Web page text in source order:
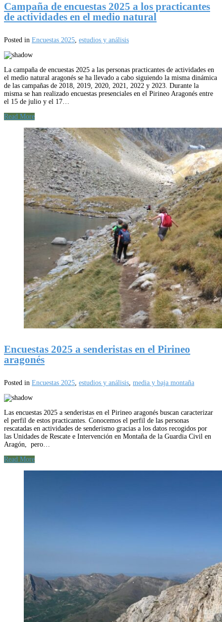
Campaña de encuestas 2025 a los practicantes
de actividades en el medio natural
Posted in Encuestas 2025, estudios y análisis
La campaña de encuestas 2025 a las personas practicantes de actividades en
el medio natural aragonés se ha llevado a cabo siguiendo la misma dinámica
de las campañas de 2018, 2019, 2020, 2021, 2022 y 2023. Durante la
misma se han realizado encuestas presenciales en el Pirineo Aragonés entre
el 15 de julio y el 17…
Read More
Encuestas 2025 a senderistas en el Pirineo
aragonés
Posted in Encuestas 2025, estudios y análisis, media y baja montaña
Las encuestas 2025 a senderistas en el Pirineo aragonés buscan caracterizar
el perfil de estos practicantes. Conocemos el perfil de las personas
rescatadas en actividades de senderismo gracias a los datos recogidos por
las Unidades de Rescate e Intervención en Montaña de la Guardia Civil en
Aragón, pero…
Read More